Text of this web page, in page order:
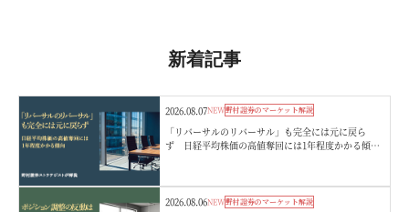
新着記事
2026.08.07NEW野村證券のマーケット解説
「リバーサルのリバーサル」も完全には元に戻ら
ず 日経平均株価の高値奪回には1年程度かかる傾
2026.08.06NEW野村證券のマーケット解説